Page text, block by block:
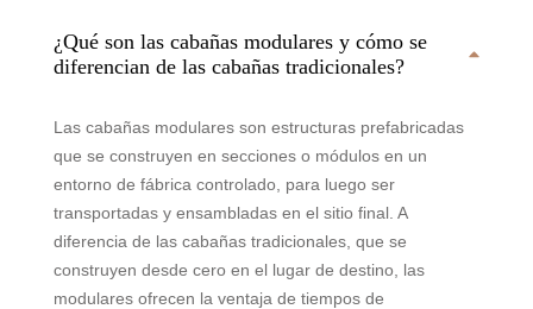
¿Qué son las cabañas modulares y cómo se
diferencian de las cabañas tradicionales?
Las cabañas modulares son estructuras prefabricadas
que se construyen en secciones o módulos en un
entorno de fábrica controlado, para luego ser
transportadas y ensambladas en el sitio final. A
diferencia de las cabañas tradicionales, que se
construyen desde cero en el lugar de destino, las
modulares ofrecen la ventaja de tiempos de